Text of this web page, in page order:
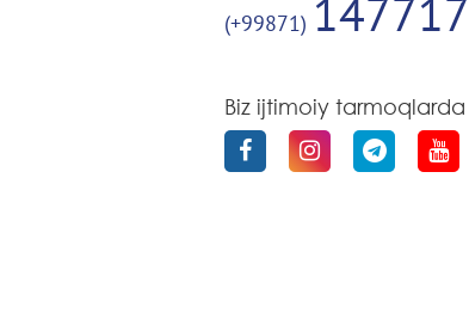
(+99871)
Biz ijtimoiy tarmoqlarda